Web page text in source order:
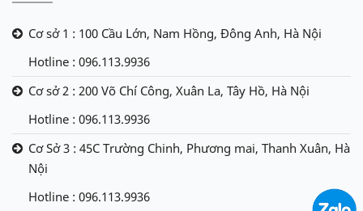
Cơ sở 1 : 100 Cầu Lớn, Nam Hồng, Đông Anh, Hà Nội
Hotline : 096.113.9936
Cơ sở 2 : 200 Võ Chí Công, Xuân La, Tây Hồ, Hà Nội
Hotline : 096.113.9936
Cơ Sở 3 : 45C Trường Chinh, Phương mai, Thanh Xuân, Hà
Nội
Hotline : 096.113.9936